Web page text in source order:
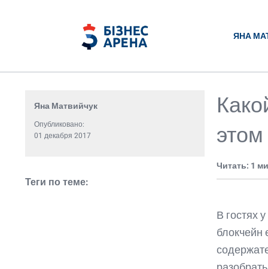
ЯНА
Яна Матвийчук
Опубликовано:
01 декабря 2017
Теги по теме:
этом
Читать: 1
В гостях
блокчейн